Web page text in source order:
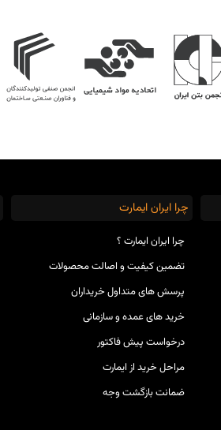
چرا ایران ایمارت
چرا ایران ایمارت ؟
تضمین کیفیت و اصالت محصولات
پرسش های متداول خریداران
خرید های عمده و سازمانی
درخواست پیش فاکتور
مراحل خرید از ایمارت
ضمانت بازگشت وجه